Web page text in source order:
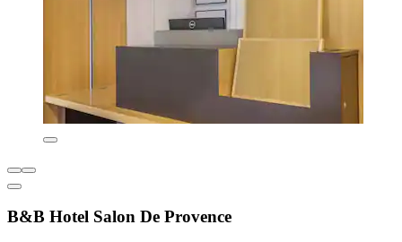
B&B Hotel Salon De Provence